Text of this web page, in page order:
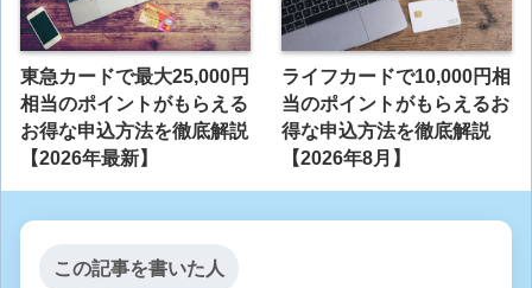
東急カードで最大25,000円
相当のポイントがもらえる
お得な申込方法を徹底解説
【2026年最新】
ライフカードで10,000円相
当のポイントがもらえるお
得な申込方法を徹底解説
【2026年8月】
この記事を書いた人